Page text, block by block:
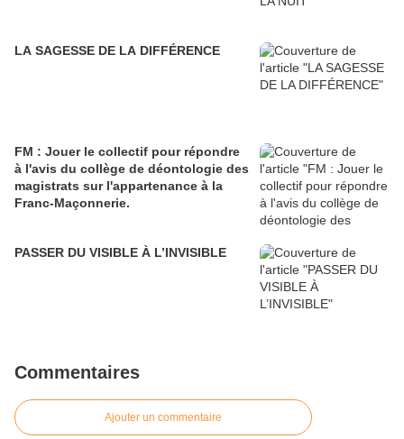
LA SAGESSE DE LA DIFFÉRENCE
FM : Jouer le collectif pour répondre
à l'avis du collège de déontologie des
magistrats sur l'appartenance à la
Franc-Maçonnerie.
PASSER DU VISIBLE À L’INVISIBLE
Commentaires
Ajouter un commentaire